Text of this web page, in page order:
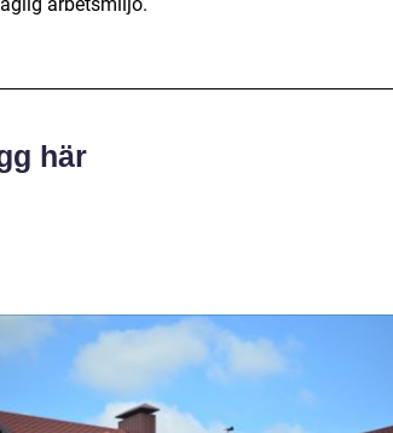
arbetsmiljö.
här